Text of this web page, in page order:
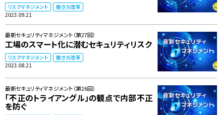
リスクマネジメント 働き方改革
2023.09.21
最新セキュリティマネジメント（第27回）
工場のスマート化に潜むセキュリティリスク
リスクマネジメント 働き方改革
2023.08.21
最新セキュリティマネジメント（第26回）
「不正のトライアングル」の観点で内部不正
を防ぐ